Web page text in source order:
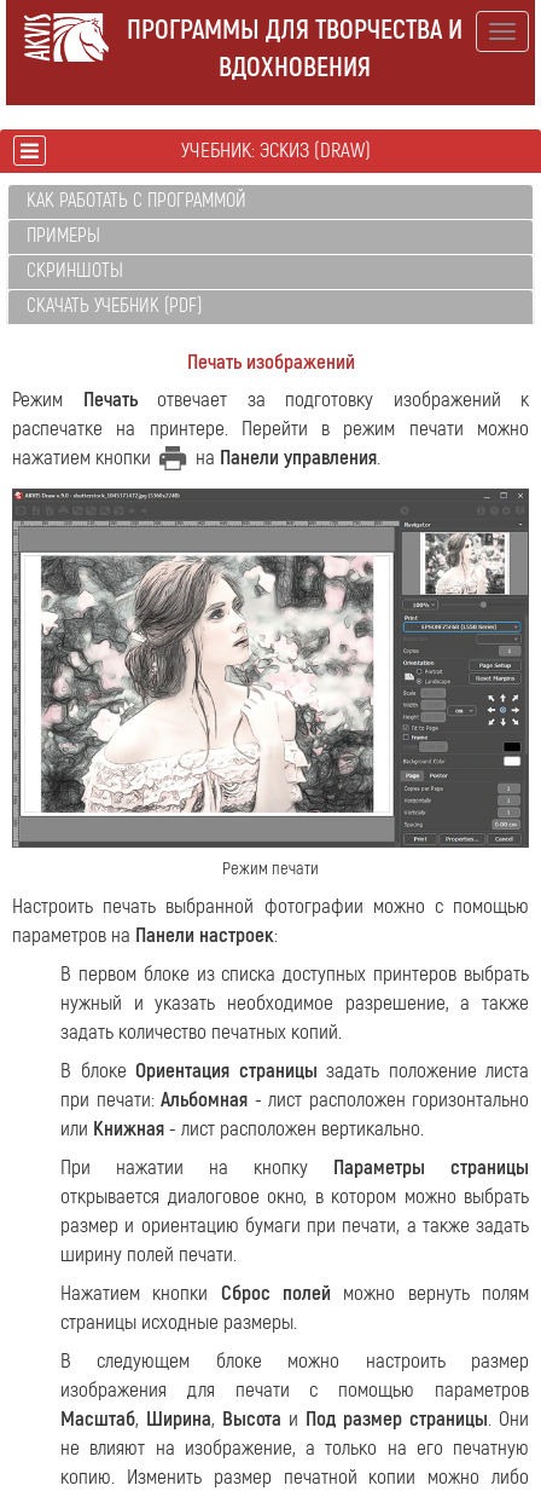
ПРОГРАММЫ ДЛЯ ТВОРЧЕСТВА И
ВДОХНОВЕНИЯ
УЧЕБНИК: ЭСКИЗ (DRAW)
КАК РАБОТАТЬ С ПРОГРАММОЙ
ПРИМЕРЫ
СКРИНШОТЫ
СКАЧАТЬ УЧЕБНИК (PDF)
Печать изображений
Режим Печатьотвечает за подготовку изображений к
распечатке на принтере. Перейти в режим печати можно
нажатием кнопки
на Панели управления.
Режим печати
Настроить печать выбранной фотографии можно с помощью
параметров на Панели настроек:
В первом блоке из списка доступных принтеров выбрать
нужный и указать необходимое разрешение, а также
задать количество печатных копий.
В блоке Ориентация страницы задать положение листа
при печати: Альбомная - лист расположен горизонтально
или Книжная- лист расположен вертикально.
При нажатии на кнопку Параметры страницы
открывается диалоговое окно, в котором можно выбрать
размер и ориентацию бумаги при печати, а также задать
ширину полей печати.
Нажатием кнопки Сброс полей можно вернуть полям
страницы исходные размеры.
В следующем блоке можно настроить размер
изображения для печати с помощью параметров
Масштаб, Ширина, Высота и Под размер страницы. Они
не влияют на изображение, а только на его печатную
копию. Изменить размер печатной копии можно либо